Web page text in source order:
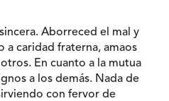
Aborreced el mal y
a caridad fraterna, amaos
En cuanto a la mutua
a los demás. Nada de
con fervor de